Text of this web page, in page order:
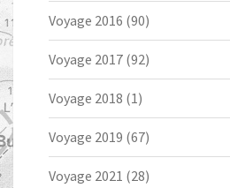
Voyage 2016 (90)
Voyage 2017 (92)
Voyage 2018 (1)
Voyage 2019 (67)
Voyage 2021 (28)